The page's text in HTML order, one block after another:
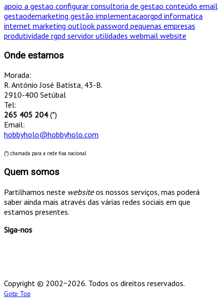
apoio a gestao configurar consultoria de gestao conteúdo email
gestaodemarketing gestão implementacaorgpd informatica
internet marketing outlook password pequenas empresas
produtividade rgpd servidor utilidades webmail website
Onde estamos
Morada:
R. António José Batista, 43-B.
2910-400 Setúbal
Tel:
265 405 204(*)
Email:
hobbyholo@hobbyholo.com
(*) chamada para a rede fixa nacional
Quem somos
Partilhamos neste websiteos nossos serviços, mas poderá
saber ainda mais através das várias redes sociais em que
estamos presentes.
Siga-nos
Copyright © 2002~2026. Todos os direitos reservados.
Gotp Top